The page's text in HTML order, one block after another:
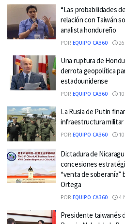
“Las probabilidades
relación con Taiwán
analista hondureño
POR EQUIPO CA360 26
Una ruptura de
derrota geopolítica
estadounidense
POR EQUIPO CA360 10
La Rusia de Putin
infraestructura militar
POR EQUIPO CA360 10
Dictadura de
concesiones
“venta de soberanía”
Ortega
POR EQUIPO CA360 4
Presidente taiwanés